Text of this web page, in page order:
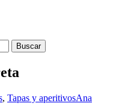
, Tapas y aperitivosAna